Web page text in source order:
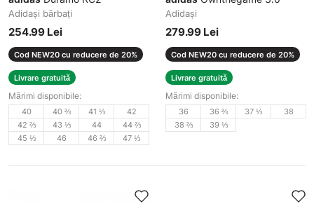
Adidași bărbați
254.99 Lei
Cod NEW20 cu reducere de 20%
Livrare gratuită
Mărimi disponibile:
40 40 ⅔ 41 ⅓
42
42 ⅔
43 ⅓ 44
44 ⅔
45 ⅓
46 46 ⅔ 47 ⅓
Adidași
279.99 Lei
Cod NEW20 cu reducere de 20%
Livrare gratuită
Mărimi disponibile:
36 36 ⅔ 37 ⅓
38
38 ⅔
39 ⅓